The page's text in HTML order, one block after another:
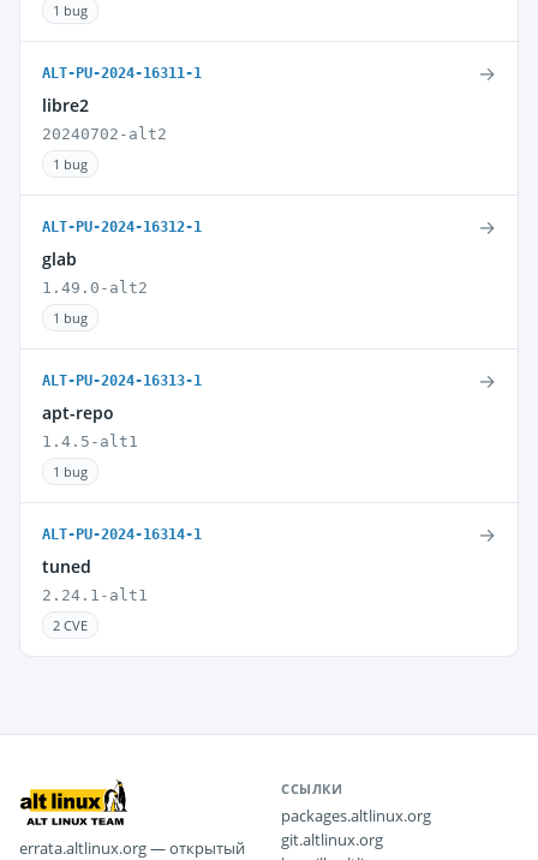
1 bug
ALT-PU-2024-16311-1
libre2
20240702-alt2
1 bug
→
ALT-PU-2024-16312-1
glab
1.49.0-alt2
1 bug
→
ALT-PU-2024-16313-1
apt-repo
1.4.5-alt1
1 bug
→
ALT-PU-2024-16314-1
tuned
2.24.1-alt1
2 CVE
→
errata.altlinux.org — открытый
ССЫЛКИ
packages.altlinux.org
git.altlinux.org